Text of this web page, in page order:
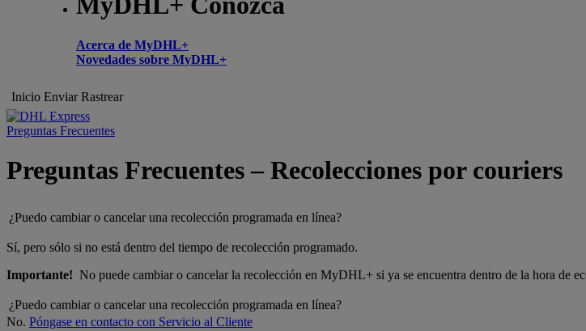
Acerca de MyDHL+
Novedades sobre MyDHL+
Inicio Enviar Rastrear
Preguntas Frecuentes
Preguntas Frecuentes – Recolecciones por couriers
¿Puedo cambiar o cancelar una recolección programada en línea?
Sí, pero sólo si no está dentro del tiempo de recolección programado.
Importante! No puede cambiar o cancelar la recolección en MyDHL+ si ya se encuentra dentro de la hora de
¿Puedo cambiar o cancelar una recolección programada en línea?
No. Póngase en contacto con Servicio al Cliente